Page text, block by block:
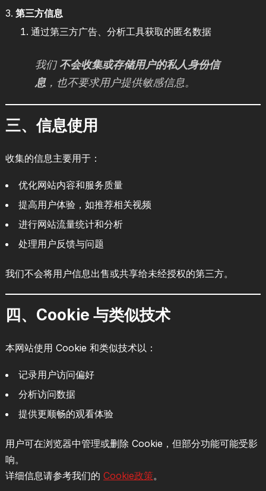
第三方信息
通过第三方广告、分析工具获取的匿名数据
我们不会收集或存储用户的私人身份信
息，也不要求用户提供敏感信息。
三、信息使用
收集的信息主要用于：
优化网站内容和服务质量
提高用户体验，如推荐相关视频
进行网站流量统计和分析
处理用户反馈与问题
我们不会将用户信息出售或共享给未经授权的第三方。
四、Cookie 与类似技术
本网站使用 Cookie 和类似技术以：
记录用户访问偏好
分析访问数据
提供更顺畅的观看体验
用户可在浏览器中管理或删除 Cookie，但部分功能可能受影
响。
详细信息请参考我们的 Cookie政策。